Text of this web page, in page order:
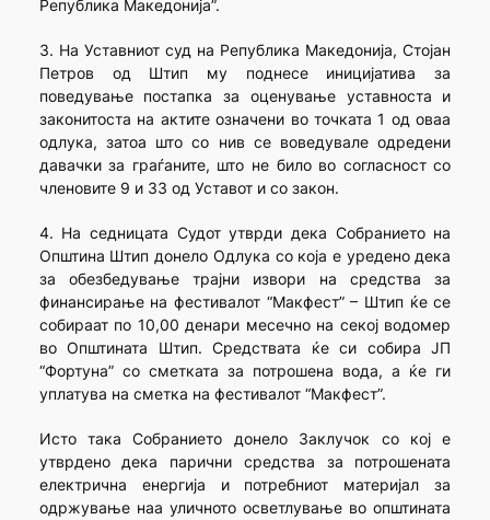
Република Македонија”.
3. На Уставниот суд на Република Македонија, Стојан
Петров од Штип му поднесе иницијатива за
поведување постапка за оценување уставноста и
законитоста на актите означени во точката 1 од оваа
одлука, затоа што со нив се воведувале одредени
давачки за граѓаните, што не било во согласност со
членовите 9 и 33 од Уставот и со закон.
4. На седницата Судот утврди дека Собранието на
Општина Штип донело Одлука со која е уредено дека
за обезбедување трајни извори на средства за
финансирање на фестивалот “Макфест” – Штип ќе се
собираат по 10,00 денари месечно на секој водомер
во Општината Штип. Средствата ќе си собира ЈП
“Фортуна” со сметката за потрошена вода, а ќе ги
уплатува на сметка на фестивалот “Макфест”.
Исто така Собранието донело Заклучок со кој е
утврдено дека парични средства за потрошената
електрична енергија и потребниот материјал за
одржување наа уличното осветлување во општината